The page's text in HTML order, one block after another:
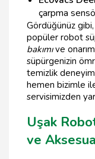
çarpma
Gördüğünüz gibi,
popüler robot
bakımıve
süpürgenizin
temizlik deneyimi
hemen bizimle
servisimizden
Uşak
ve